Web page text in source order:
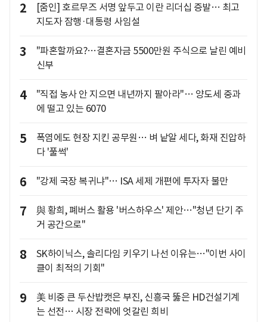
2
[줌인] 호르무즈 서명 앞두고 이란 리더십 증발… 최고
지도자 잠행·대통령 사임설
3
"파혼할까요?…결혼자금 5500만원 주식으로 날린 예비
신부
4
"직접 농사 안 지으면 내년까지 팔아라"… 양도세 중과
에 떨고 있는 6070
5
폭염에도 현장 지킨 공무원… 벼 낱알 세다, 화재 진압하
다 '풀썩'
6 "강제 국장 복귀냐"… ISA 세제 개편에 투자자 불만
7
與 황희, 폐버스 활용 '버스하우스' 제안…"청년 단기 주
거 공간으로"
8
SK하이닉스, 솔리다임 키우기 나선 이유는…"이번 사이
클이 최적의 기회"
9
美 비중 큰 두산밥캣은 부진, 신흥국 뚫은 HD건설기계
는 선전… 시장 전략에 엇갈린 희비